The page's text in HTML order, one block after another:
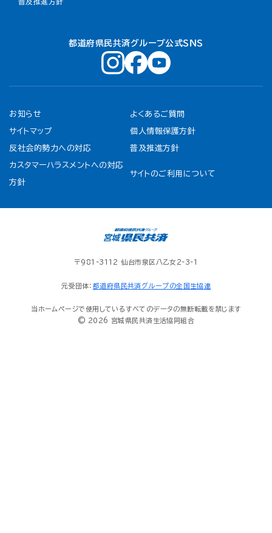
都道府県民共済グループ公式ＳＮＳ
お知らせ よくあるご質問
サイトマップ 個人情報保護方針
反社会的勢力への対応 普及推進方針
カスタマーハラスメントへの対応
方針
サイトのご利用について
〒981-3112 仙台市泉区八乙女2-3-1
元受団体： 都道府県民共済グループの全国生協連
当ホームページで使用しているすべてのデータの無断転載を禁じます
© 2026 宮城県民共済生活協同組合